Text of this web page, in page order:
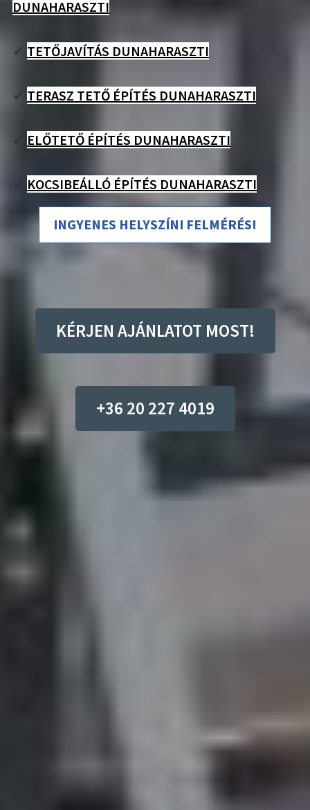
DUNAHARASZTI
✓ TETŐJAVÍTÁS DUNAHARASZTI
✓ TERASZ TETŐ ÉPÍTÉS DUNAHARASZTI
✓ ELŐTETŐ ÉPÍTÉS DUNAHARASZTI
✓ KOCSIBEÁLLÓ ÉPÍTÉS DUNAHARASZTI
INGYENES HELYSZÍNI FELMÉRÉS!
KÉRJEN AJÁNLATOT MOST!
+36 20 227 4019